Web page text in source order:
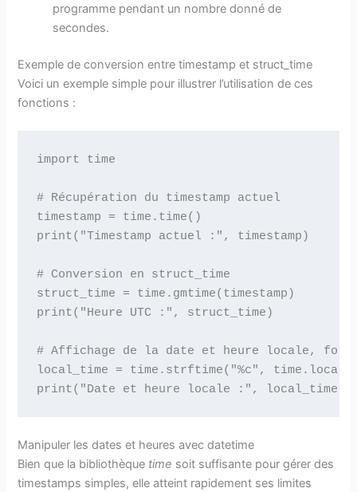
programme pendant un nombre donné de
secondes.
Exemple de conversion entre timestamp et struct_time
Voici un exemple simple pour illustrer l’utilisation de ces
fonctions :
import time
# Récupération du timestamp actuel
timestamp = time.time()
print("Timestamp actuel :", timestamp)
# Conversion en struct_time
struct_time = time.gmtime(timestamp)
print("Heure UTC :", struct_time)
# Affichage de la date et heure locale,
local_time = time.strftime("%c",
Manipuler les dates et heures avec datetime
Bien que la bibliothèque time soit suffisante pour gérer des
timestamps simples, elle atteint rapidement ses limites